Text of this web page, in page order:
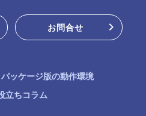
お問合せ
パッケージ版の動作環境
立ちコラム